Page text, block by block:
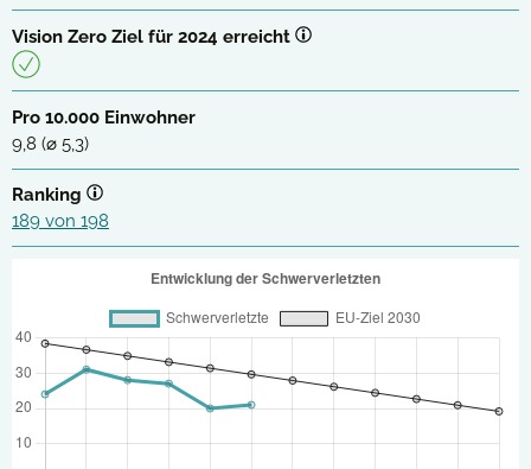
Vision Zero Ziel für 2024 erreicht
Pro 10.000 Einwohner
9,8 (⌀ 5,3)
Ranking
189 von 198